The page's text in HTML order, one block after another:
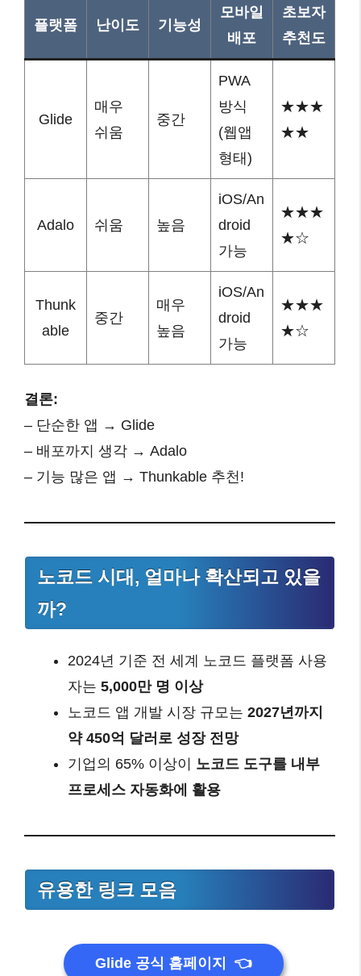
플랫폼 난이도 기능성
모바일
배포
초보자
추천도
Glide
매우
쉬움
중간
PWA
방식
(웹앱
형태)
★★★
★★
Adalo 쉬움 높음
iOS/An
droid
가능
★★★
★☆
Thunk
able
중간
매우
높음
iOS/An
droid
가능
★★★
★☆
결론:
– 단순한 앱 → Glide
– 배포까지 생각 → Adalo
– 기능 많은 앱 → Thunkable 추천!
노코드 시대, 얼마나 확산되고 있을
까?
2024년 기준 전 세계 노코드 플랫폼 사용
자는 5,000만 명 이상
노코드 앱 개발 시장 규모는 2027년까지
약 450억 달러로 성장 전망
기업의 65% 이상이 노코드 도구를 내부
프로세스 자동화에 활용
유용한 링크 모음
Glide 공식 홈페이지👈